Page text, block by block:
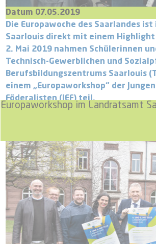
Europaworkshop im Landratsamt
Datum 07.05.2019
Die Europawoche des Saarlandes ist
Saarlouis direkt mit einem
2. Mai 2019 nahmen Schülerinnen
Technisch-Gewerblichen und
Berufsbildungszentrums Saarlouis
einem „Europaworkshop“ der
Föderalisten (JEF) teil.